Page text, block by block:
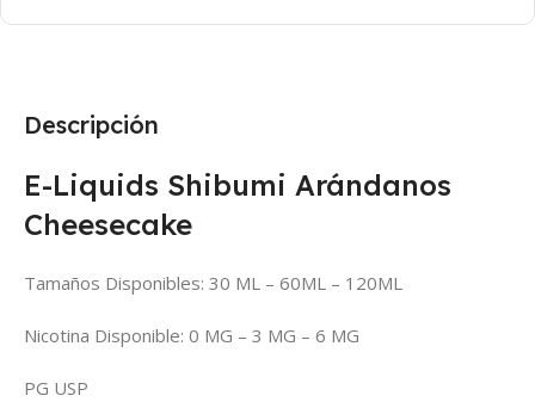
Descripción
E-Liquids Shibumi Arándanos
Cheesecake
Tamaños Disponibles: 30 ML – 60ML – 120ML
Nicotina Disponible: 0 MG – 3 MG – 6 MG
PG USP